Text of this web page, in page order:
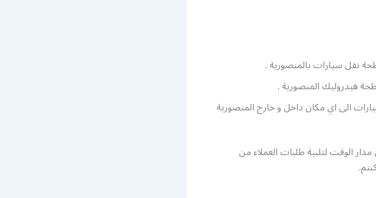
نقل سيارات بالمنصورية .
هيدروليك المنصورية .
الى اي مكان داخل و خارج المنصورية
الوقت لتلبية طلبات العملاء من